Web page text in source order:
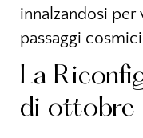
innalzandosi
passaggi
La
di ottobre